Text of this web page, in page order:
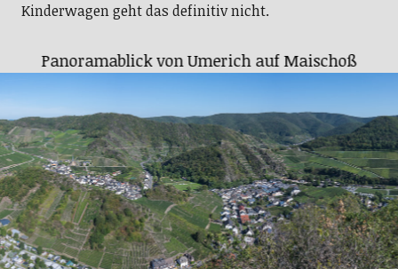
Kinderwagen geht das definitiv nicht.
Panoramablick von Umerich auf Maischoß